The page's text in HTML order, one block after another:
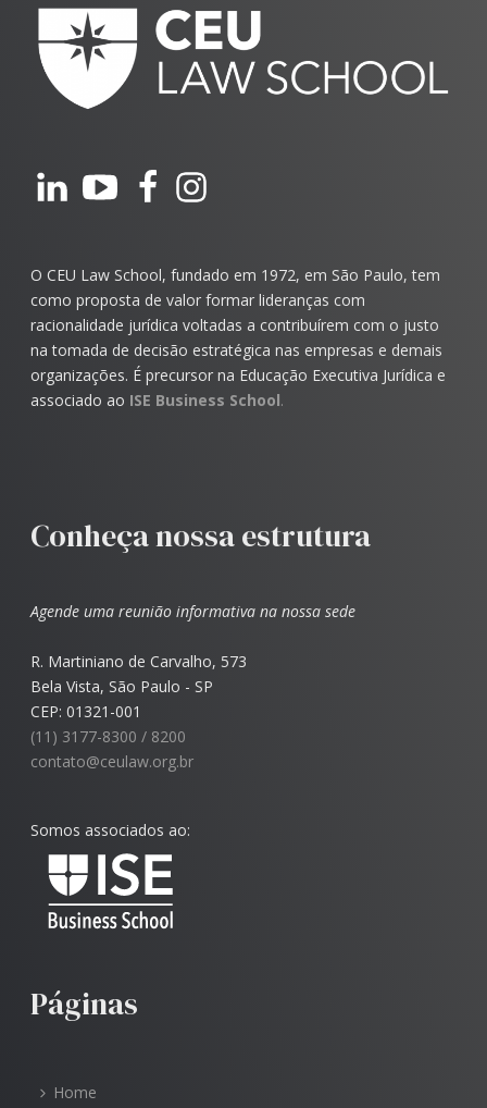
O CEU Law School, fundado em 1972, em São Paulo, tem
como proposta de valor formar lideranças com
racionalidade jurídica voltadas a contribuírem com o justo
na tomada de decisão estratégica nas empresas e demais
organizações. É precursor na Educação Executiva Jurídica e
associado ao ISE Business School.
Conheça nossa estrutura
Agende uma reunião informativa na nossa sede
R. Martiniano de Carvalho, 573
Bela Vista, São Paulo - SP
CEP: 01321-001
(11) 3177-8300 / 8200
contato@ceulaw.org.br
Somos associados ao:
Páginas
Home